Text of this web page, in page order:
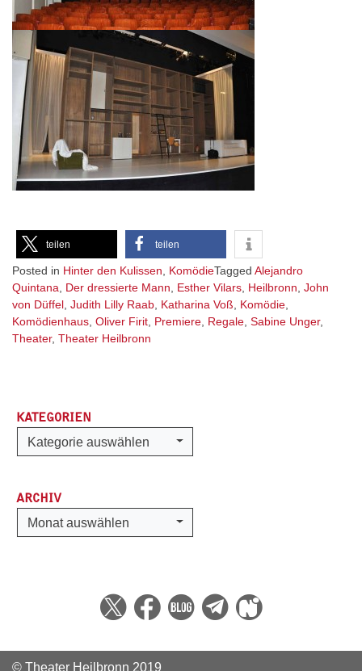
teilen teilen
Posted in Hinter den Kulissen, KomödieTagged Alejandro
Quintana, Der dressierte Mann, Esther Vilars, Heilbronn, John
von Düffel, Judith Lilly Raab, Katharina Voß, Komödie,
Komödienhaus, Oliver Firit, Premiere, Regale, Sabine Unger,
Theater, Theater Heilbronn
KATEGORIEN
Kategorien
Kategorie auswählen
ARCHIV
Archiv
Monat auswählen
© Theater Heilbronn 2019